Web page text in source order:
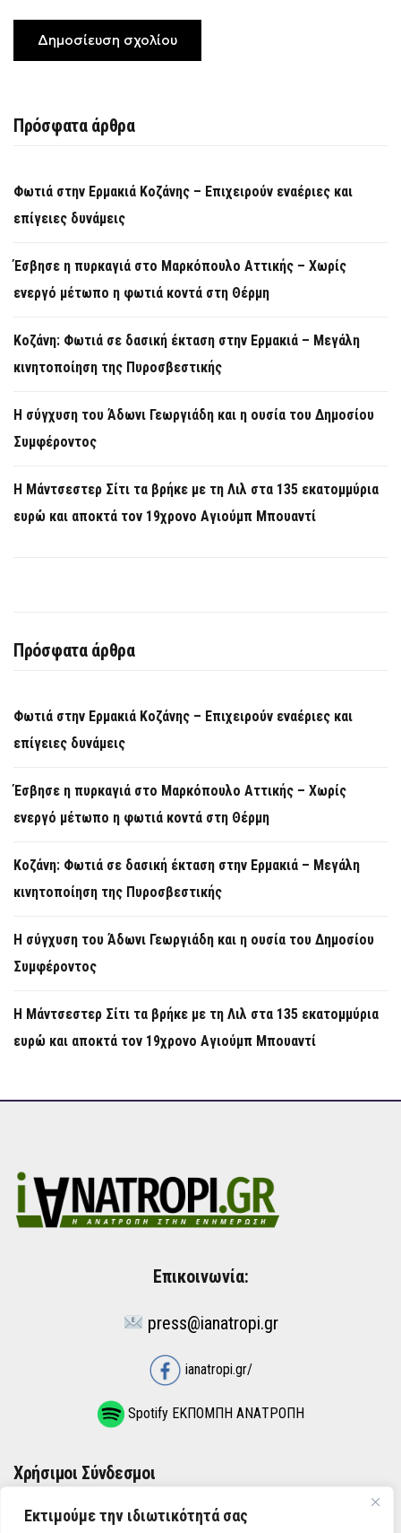
Εκτιμούμε την ιδιωτικότητά σας
Πρόσφατα άρθρα
Φωτιά στην Ερμακιά Κοζάνης – Επιχειρούν εναέριες και
επίγειες δυνάμεις
Έσβησε η πυρκαγιά στο Μαρκόπουλο Αττικής – Χωρίς
ενεργό μέτωπο η φωτιά κοντά στη Θέρμη
Κοζάνη: Φωτιά σε δασική έκταση στην Ερμακιά – Μεγάλη
κινητοποίηση της Πυροσβεστικής
Η σύγχυση του Άδωνι Γεωργιάδη και η ουσία του Δημοσίου
Συμφέροντος
Η Μάντσεστερ Σίτι τα βρήκε με τη Λιλ στα 135 εκατομμύρια
ευρώ και αποκτά τον 19χρονο Αγιούμπ Μπουαντί
Πρόσφατα άρθρα
Φωτιά στην Ερμακιά Κοζάνης – Επιχειρούν εναέριες και
επίγειες δυνάμεις
Έσβησε η πυρκαγιά στο Μαρκόπουλο Αττικής – Χωρίς
ενεργό μέτωπο η φωτιά κοντά στη Θέρμη
Κοζάνη: Φωτιά σε δασική έκταση στην Ερμακιά – Μεγάλη
κινητοποίηση της Πυροσβεστικής
Η σύγχυση του Άδωνι Γεωργιάδη και η ουσία του Δημοσίου
Συμφέροντος
Η Μάντσεστερ Σίτι τα βρήκε με τη Λιλ στα 135 εκατομμύρια
ευρώ και αποκτά τον 19χρονο Αγιούμπ Μπουαντί
Επικοινωνία:
press@ianatropi.gr
ianatropi.gr/
Spotify ΕΚΠΟΜΠΗ ΑΝΑΤΡΟΠΗ
Χρήσιμοι Σύνδεσμοι
ΌΡΟΙ ΧΡΉΣΗΣ